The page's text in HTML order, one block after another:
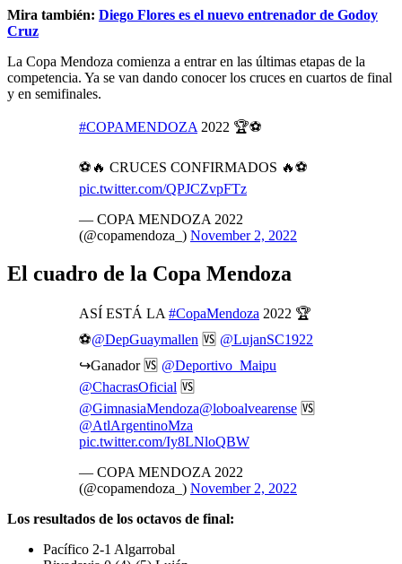
Mira también: Diego Flores es el nuevo entrenador de Godoy
Cruz
La Copa Mendoza comienza a entrar en las últimas etapas de la
competencia. Ya se van dando conocer los cruces en cuartos de final
y en semifinales.
#COPAMENDOZA 2022 🏆⚽️
⚽️🔥 CRUCES CONFIRMADOS 🔥⚽️
pic.twitter.com/QPJCZvpFTz
— COPA MENDOZA 2022
(@copamendoza_) November 2, 2022
El cuadro de la Copa Mendoza
ASÍ ESTÁ LA#CopaMendoza 2022 🏆
⚽️@DepGuaymallen 🆚️ @LujanSC1922
↪️Ganador 🆚️ @Deportivo_Maipu
@ChacrasOficial 🆚️
@GimnasiaMendoza@loboalvearense 🆚️
@AtlArgentinoMza
pic.twitter.com/Iy8LNloQBW
— COPA MENDOZA 2022
(@copamendoza_) November 2, 2022
Los resultados de los octavos de final:
Pacífico 2-1 Algarrobal